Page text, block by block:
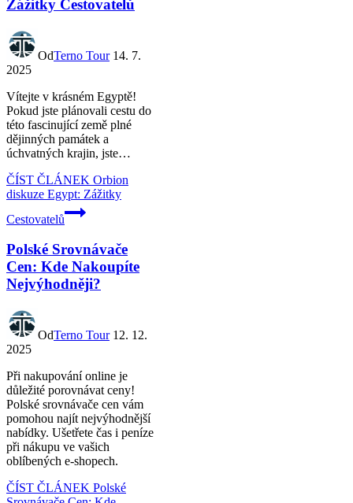
Zážitky Cestovatelů
OdTerno Tour 14. 7.
2025
Vítejte v krásném Egyptě!
Pokud jste plánovali cestu do
této fascinující země plné
dějinných památek a
úchvatných krajin, jste…
ČÍST ČLÁNEK Orbion
diskuze Egypt: Zážitky
Cestovatelů
Polské Srovnávače
Cen: Kde Nakoupíte
Nejvýhodněji?
OdTerno Tour 12. 12.
2025
Při nakupování online je
důležité porovnávat ceny!
Polské srovnávače cen vám
pomohou najít nejvýhodnější
nabídky. Ušetřete čas i peníze
při nákupu ve vašich
oblíbených e-shopech.
ČÍST ČLÁNEK Polské